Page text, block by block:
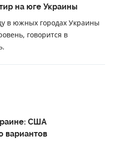
на юге Украины
в южных городах Украины
говорится в
США
вариантов